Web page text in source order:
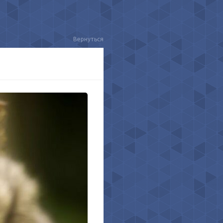
Вернуться